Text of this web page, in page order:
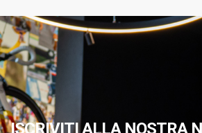
ISCRIVITI ALLA NOSTRA